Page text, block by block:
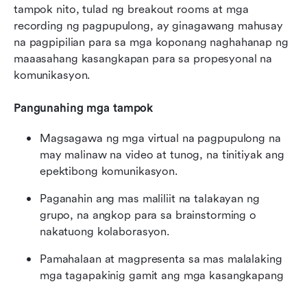
tampok nito, tulad ng breakout rooms at mga
recording ng pagpupulong, ay ginagawang mahusay
na pagpipilian para sa mga koponang naghahanap ng
maaasahang kasangkapan para sa propesyonal na
komunikasyon.
Pangunahing mga tampok
Magsagawa ng mga virtual na pagpupulong na
may malinaw na video at tunog, na tinitiyak ang
epektibong komunikasyon.
Paganahin ang mas maliliit na talakayan ng
grupo, na angkop para sa brainstorming o
nakatuong kolaborasyon.
Pamahalaan at magpresenta sa mas malalaking
mga tagapakinig gamit ang mga kasangkapang